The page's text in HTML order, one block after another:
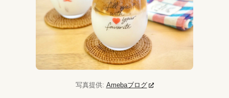
写真提供: Amebaブログ